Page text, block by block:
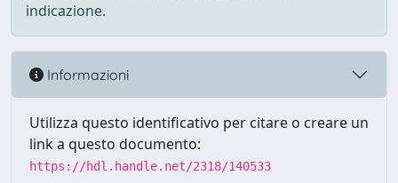
indicazione.
Informazioni
Utilizza questo identificativo per citare o creare un
link a questo documento:
https://hdl.handle.net/2318/140533